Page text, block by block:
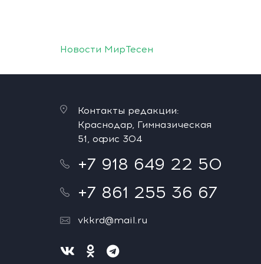
Новости МирТесен
Контакты редакции:
Краснодар, Гимназическая
51, офис 304
+7 918 649 22 50
+7 861 255 36 67
vkkrd@mail.ru